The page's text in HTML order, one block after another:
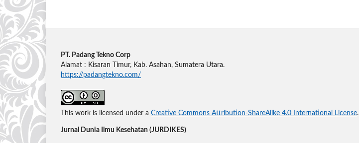
PT. Padang Tekno Corp
Alamat : Kisaran Timur, Kab. Asahan, Sumatera Utara.
https://padangtekno.com/
This work is licensed under a Creative Commons Attribution-ShareAlike 4.0 International License.
Jurnal Dunia Ilmu Kesehatan (JURDIKES)